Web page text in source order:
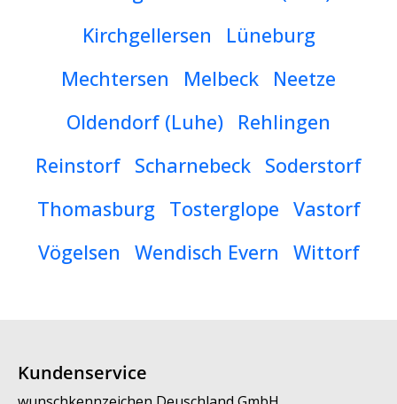
Kirchgellersen
Lüneburg
Mechtersen
Melbeck
Neetze
Oldendorf (Luhe)
Rehlingen
Reinstorf Scharnebeck Soderstorf
Thomasburg
Tosterglope Vastorf
Vögelsen
Wendisch Evern Wittorf
Kundenservice